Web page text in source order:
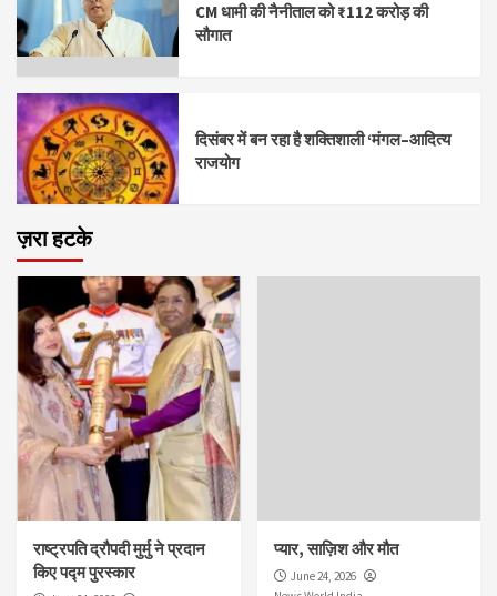
CM धामी की नैनीताल को ₹112 करोड़ की
सौगात
दिसंबर में बन रहा है शक्तिशाली ‘मंगल–आदित्य
राजयोग
ज़रा हटके
राष्ट्रपति द्रौपदी मुर्मु ने प्रदान
किए पद्म पुरस्कार
प्यार, साज़िश और मौत
June 24, 2026